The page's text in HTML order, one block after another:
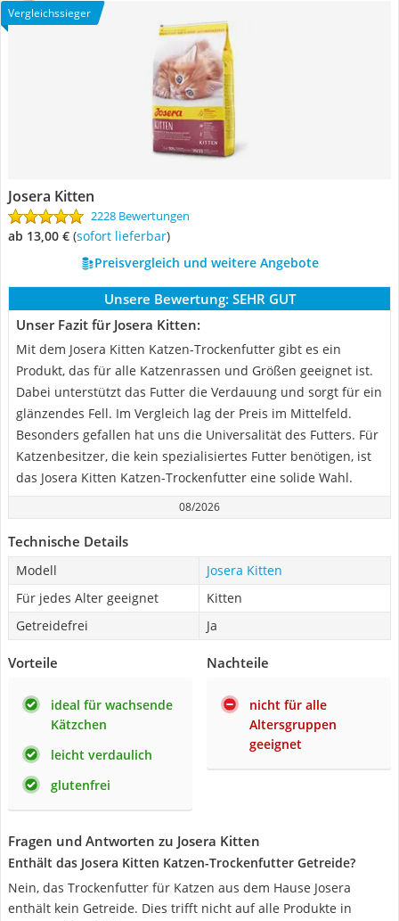
Vergleichssieger
Josera Kitten
2228 Bewertungen
ab 13,00 € ( Sofort lieferbar)
Preisvergleich und weitere Angebote
Unsere Bewertung: SEHR GUT
Unser Fazit für Josera Kitten:
Mit dem Josera Kitten Katzen-Trockenfutter gibt es ein
Produkt, das für alle Katzenrassen und Größen geeignet ist.
Dabei unterstützt das Futter die Verdauung und sorgt für ein
glänzendes Fell. Im Vergleich lag der Preis im Mittelfeld.
Besonders gefallen hat uns die Universalität des Futters. Für
Katzenbesitzer, die kein spezialisiertes Futter benötigen, ist
das Josera Kitten Katzen-Trockenfutter eine solide Wahl.
08/2026
Technische Details
Modell
Josera Kitten
Für jedes Alter geeignet
Kitten
Getreidefrei
Ja
Vorteile
ideal für wachsende
Kätzchen
leicht verdaulich
glutenfrei
Nachteile
nicht für alle
Altersgruppen
geeignet
Fragen und Antworten zu Josera Kitten
Enthält das Josera Kitten Katzen-Trockenfutter Getreide?
Nein, das Trockenfutter für Katzen aus dem Hause Josera
enthält kein Getreide. Dies trifft nicht auf alle Produkte in